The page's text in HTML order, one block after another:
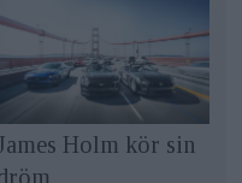
Holm kör sin